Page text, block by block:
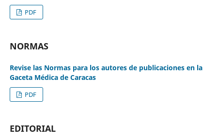
PDF
NORMAS
Revise las Normas para los autores de publicaciones en la
Gaceta Médica de Caracas
PDF
EDITORIAL